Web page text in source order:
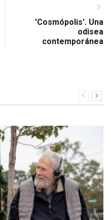
'Cosmópolis'. Una
odisea
contemporánea